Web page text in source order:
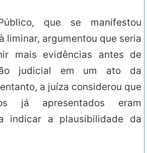
que se manifestou
liminar, argumentou que seria
mais evidências antes de
judicial em um ato da
a juíza considerou que
já apresentados eram
indicar a plausibilidade da